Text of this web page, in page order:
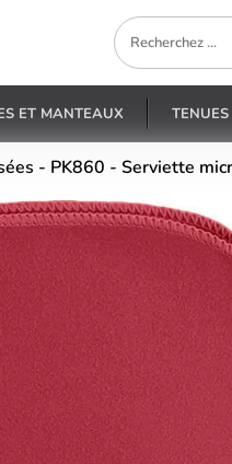
ET MANTEAUX
- PK860 - Serviette